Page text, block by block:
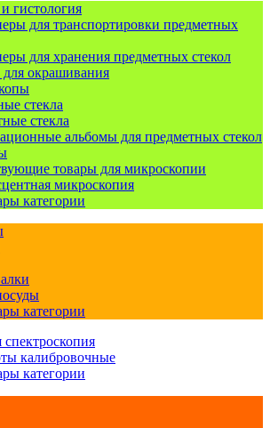
гистология
для транспортировки предметных
для хранения предметных стекол
окрашивания
стекла
стекла
альбомы для предметных стекол
товары для микроскопии
микроскопия
категории
категории
калибровочные
категории